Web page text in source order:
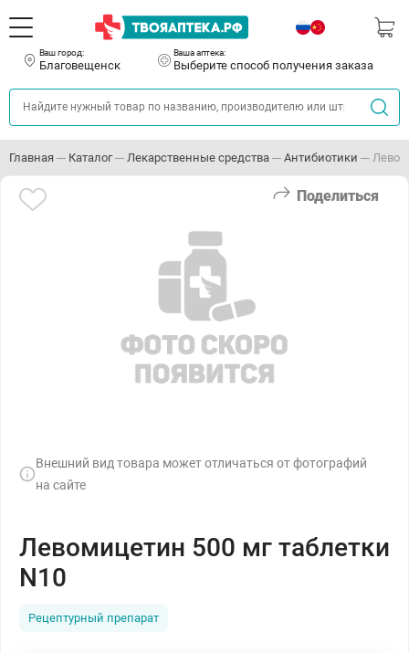
Ваш город:
Благовещенск
Ваша аптека:
Выберите способ получения заказа
Главная Каталог Лекарственные средства Антибиотики
Поделиться
Внешний вид товара может отличаться от фотографий
на сайте
Левомицетин 500 мг таблетки
N10
Рецептурный препарат